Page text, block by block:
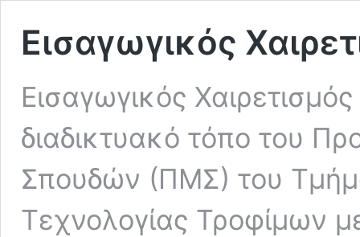
Εισαγωγικός
Εισαγωγικός
διαδικτυακό τόπο του
Σπουδών (ΠΜΣ) του
Τεχνολογίας Τροφίμων